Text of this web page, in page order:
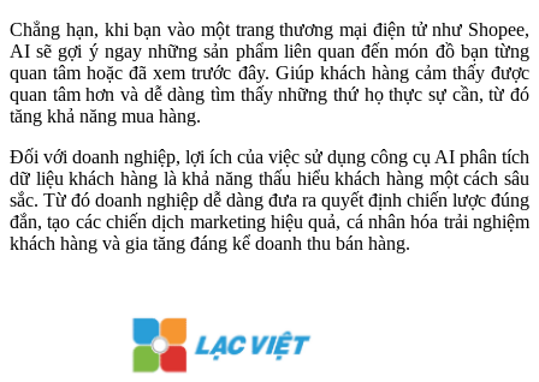
Chẳng hạn, khi bạn vào một trang thương mại điện tử như Shopee,
AI sẽ gợi ý ngay những sản phẩm liên quan đến món đồ bạn từng
quan tâm hoặc đã xem trước đây. Giúp khách hàng cảm thấy được
quan tâm hơn và dễ dàng tìm thấy những thứ họ thực sự cần, từ đó
tăng khả năng mua hàng.
Đối với doanh nghiệp, lợi ích của việc sử dụng công cụ AI phân tích
dữ liệu khách hàng là khả năng thấu hiểu khách hàng một cách sâu
sắc. Từ đó doanh nghiệp dễ dàng đưa ra quyết định chiến lược đúng
đắn, tạo các chiến dịch marketing hiệu quả, cá nhân hóa trải nghiệm
khách hàng và gia tăng đáng kể doanh thu bán hàng.